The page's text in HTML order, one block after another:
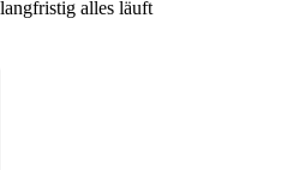
alles läuft